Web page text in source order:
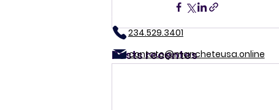
Posts recentes
234.529.3401
contato@mancheteusa.online